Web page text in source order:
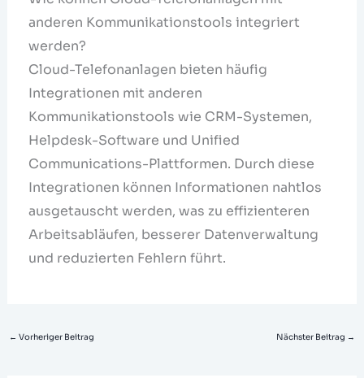
anderen Kommunikationstools integriert
werden?
Cloud-Telefonanlagen bieten häufig
Integrationen mit anderen
Kommunikationstools wie CRM-Systemen,
Helpdesk-Software und Unified
Communications-Plattformen. Durch diese
Integrationen können Informationen nahtlos
ausgetauscht werden, was zu effizienteren
Arbeitsabläufen, besserer Datenverwaltung
und reduzierten Fehlern führt.
← Vorheriger Beitrag Nächster Beitrag →